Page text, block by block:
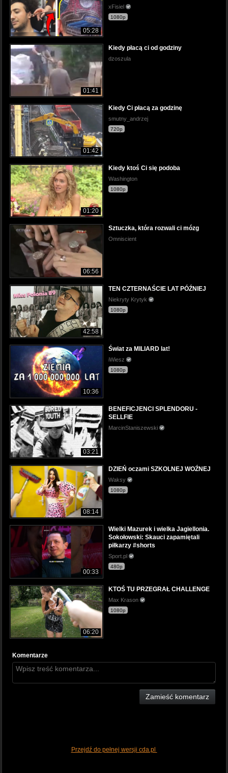
05:28
xFisiel
1080p
01:41
Kiedy płacą ci od godziny
dzoszula
01:42
Kiedy Ci płacą za godzinę
smutny_andrzej
720p
01:20
Kiedy ktoś Ci się podoba
Washington
1080p
06:56
Sztuczka, która rozwali ci mózg
Omniscient
42:58
TEN CZTERNAŚCIE LAT PÓŹNIEJ
Niekryty Krytyk
1080p
10:36
Świat za MILIARD lat!
iWiesz
1080p
03:21
BENEFICJENCI SPLENDORU -
SELLFIE
MarcinStaniszewski
08:14
DZIEŃ oczami SZKOLNEJ WOŹNEJ
Waksy
1080p
00:33
Wielki Mazurek i wielka Jagiellonia.
Sokołowski: Skauci zapamiętali
piłkarzy #shorts
Sport.pl
480p
06:20
KTOŚ TU PRZEGRAŁ CHALLENGE
Max Krason
1080p
Komentarze
Zamieść komentarz
Przejdź do pełnej wersji cda.pl